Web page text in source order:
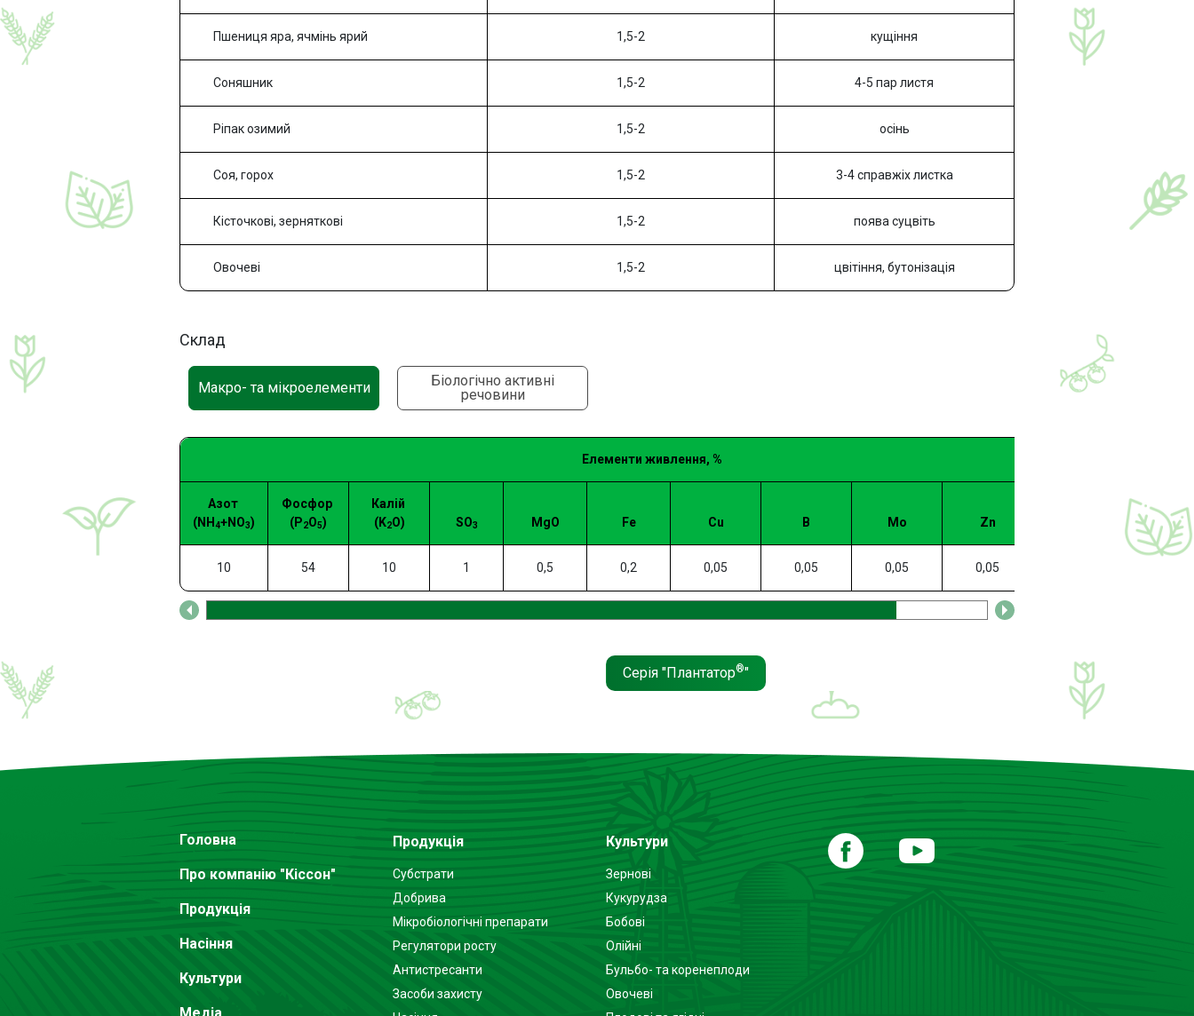
Пшениця яра, ячмінь ярий 1,5-2 кущіння
Соняшник 1,5-2 4-5 пар листя
Ріпак озимий 1,5-2 осінь
Соя, горох 1,5-2 3-4 справжіх листка
Кісточкові, зерняткові 1,5-2 поява суцвіть
Овочеві 1,5-2 цвітіння, бутонізація
Склад
Макро- та мікроелементи
Біологічно активні
речовини
Елементи живлення, %
Азот
(NH 4+NO3)
Фосфор
(P2O5)
Калій
(K2O) SO3 MgO Fe Cu B Mo Zn
10 54 10 1 0,5 0,2 0,05 0,05 0,05 0,05
Серія "Плантатор®"
Головна
Про компанію "Кіссон"
Продукція
Насіння
Культури
Продукція
Субстрати
Добрива
Мікробіологічні препарати
Регулятори росту
Антистресанти
Засоби захисту
Культури
Зернові
Кукурудза
Бобові
Олійні
Бульбо- та коренеплоди
Овочеві